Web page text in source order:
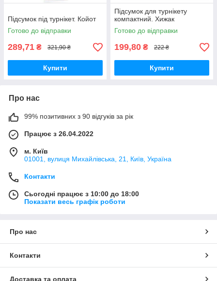
Підсумок під турнікет. Койот
Готово до відправки
289,71 ₴ 321,90 ₴
Купити
Підсумок для турнікету
компактний. Хижак
Готово до відправки
199,80 ₴ 222 ₴
Купити
Про нас
99% позитивних з 90 відгуків за рік
Працює з 26.04.2022
м. Київ
01001, вулиця Михайлівська, 21, Київ, Україна
Контакти
Сьогодні працює з 10:00 до 18:00
Показати весь графік роботи
Про нас
Контакти
Доставка та оплата